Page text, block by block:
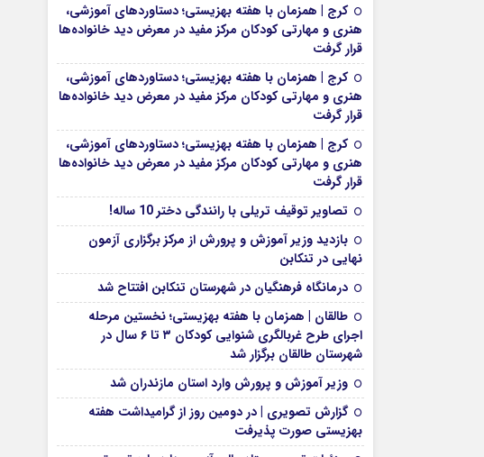
کرج | همزمان با هفته بهزیستی؛ دستاوردهای آموزشی،
هنری و مهارتی کودکان مرکز مفید در معرض دید خانواده‌ها
قرار گرفت
کرج | همزمان با هفته بهزیستی؛ دستاوردهای آموزشی،
هنری و مهارتی کودکان مرکز مفید در معرض دید خانواده‌ها
قرار گرفت
کرج | همزمان با هفته بهزیستی؛ دستاوردهای آموزشی،
هنری و مهارتی کودکان مرکز مفید در معرض دید خانواده‌ها
قرار گرفت
تصاویر توقیف تریلی با رانندگی دختر 10 ساله!
بازدید وزیر آموزش و پرورش از مرکز برگزاری آزمون
نهایی در تنکابن
درمانگاه فرهنگیان در شهرستان تنکابن افتتاح شد
طالقان | همزمان با هفته بهزیستی؛ نخستین مرحله
اجرای طرح غربالگری شنوایی کودکان ۳ تا ۶ سال در
شهرستان طالقان برگزار شد
وزیر آموزش و پرورش وارد استان مازندران شد
گزارش تصویری | در دومین روز از گرامیداشت هفته
بهزیستی صورت پذیرفت